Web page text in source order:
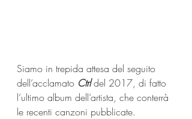
Siamo in trepida attesa del seguito
dell’acclamato Ctrl del 2017, di fatto
l’ultimo album dell’artista, che conterrà
le recenti canzoni pubblicate.